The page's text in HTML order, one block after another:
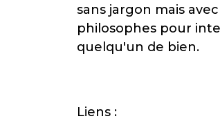
sans jargon mais
philosophes pour
quelqu'un de bien.
Liens :